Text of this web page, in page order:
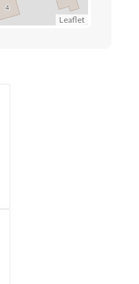
Leaflet